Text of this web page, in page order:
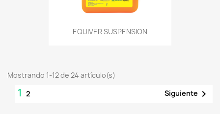
EQUIVER SUSPENSION
Mostrando 1-12 de 24 artículo(s)
1 2 Siguiente 